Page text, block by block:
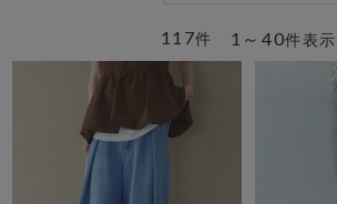
1～40件表示
117件